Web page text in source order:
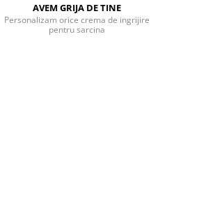
AVEM GRIJA DE TINE
Personalizam orice crema de ingrijire
pentru sarcina